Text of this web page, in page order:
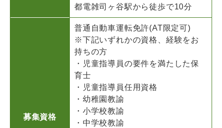
都電雑司ヶ谷駅から徒歩で10分
募集資格
普通自動車運転免許(AT限定可)
※下記いずれかの資格、経験をお
持ちの方
・児童指導員の要件を満たした保
育士
・児童指導員任用資格
・幼稚園教諭
・小学校教諭
・中学校教諭